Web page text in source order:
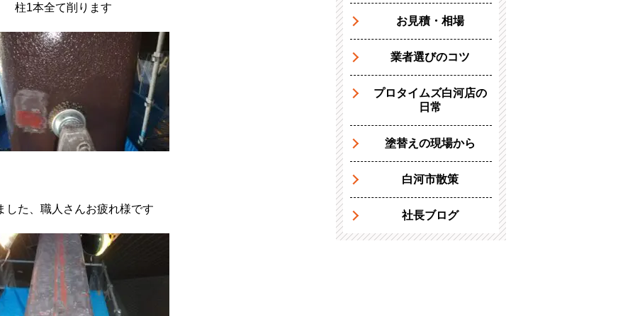
柱1本全て削ります
した、職人さんお疲れ様です
お見積・相場
業者選びのコツ
プロタイムズ白河店の
日常
塗替えの現場から
白河市散策
社長ブログ